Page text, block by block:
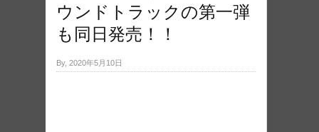
ウンドトラックの第一弾
も同日発売！！
By, 2020年5月10日